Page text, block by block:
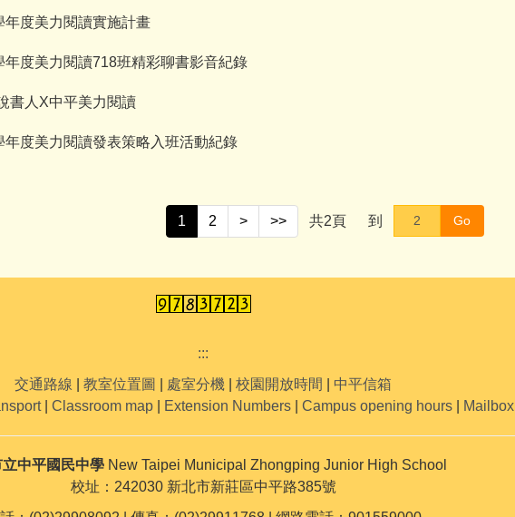
年度美力閱讀實施計畫
年度美力閱讀718班精彩聊書影音紀錄
書人X中平美力閱讀
年度美力閱讀發表策略入班活動紀錄
1 2 > >> 共2頁 到 Go
:::
交通路線
教室位置圖 處室分機 校園開放時間
中平信箱
| Classroom map| Extension Numbers| Campus opening hours| Mailbox
立中平國民中學 New Taipei Municipal Zhongping Junior High School
校址：242030 新北市新莊區中平路385號